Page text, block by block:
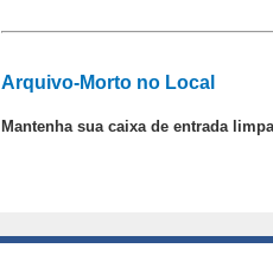
Arquivo-Morto no Local
Mantenha sua caixa de entrada